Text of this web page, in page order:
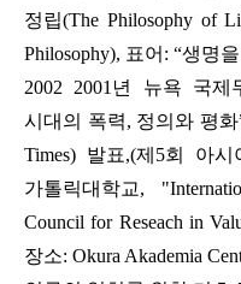
정립(The Philosophy of
Philosophy), 표어: “생명
2002 2001년 뉴욕 국
시대의 폭력, 정의와 평화
Times) 발표,(제5회 아
가톨릭대학교,
Council for Reseach in
장소: Okura Akademia